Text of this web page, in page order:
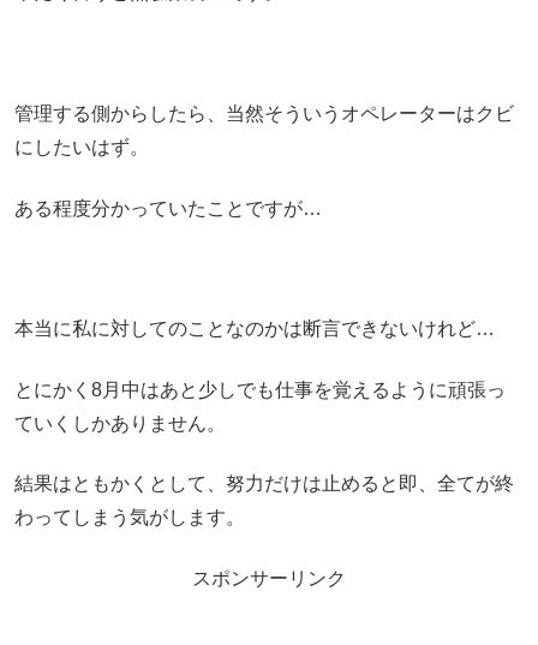
管理する側からしたら、当然そういうオペレーターはクビ
にしたいはず。
ある程度分かっていたことですが…
本当に私に対してのことなのかは断言できないけれど…
とにかく8月中はあと少しでも仕事を覚えるように頑張っ
ていくしかありません。
結果はともかくとして、努力だけは止めると即、全てが終
わってしまう気がします。
スポンサーリンク